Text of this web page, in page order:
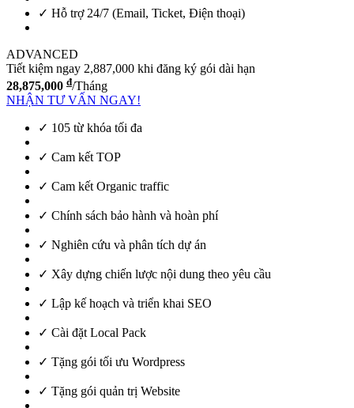
✓ Hỗ trợ 24/7 (Email, Ticket, Điện thoại)
ADVANCED
Tiết kiệm ngay 2,887,000 khi đăng ký gói dài hạn
28,875,000 đ/Tháng
NHẬN TƯ VẤN NGAY!
✓ 105 từ khóa tối đa
✓ Cam kết TOP
✓ Cam kết Organic traffic
✓ Chính sách bảo hành và hoàn phí
✓ Nghiên cứu và phân tích dự án
✓ Xây dựng chiến lược nội dung theo yêu cầu
✓ Lập kế hoạch và triển khai SEO
✓ Cài đặt Local Pack
✓ Tặng gói tối ưu Wordpress
✓ Tặng gói quản trị Website